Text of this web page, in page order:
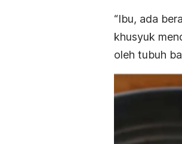
“Ibu, ada
khusyuk
oleh tubuh